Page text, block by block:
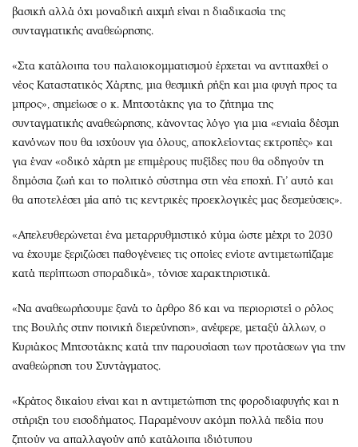
βασική αλλά όχι μοναδική αιχμή είναι η διαδικασία της
συνταγματικής αναθεώρησης.
«Στα κατάλοιπα του παλαιοκομματισμού έρχεται να αντιταχθεί ο
νέος Καταστατικός Χάρτης, μια θεσμική ρήξη και μια φυγή προς τα
μπρος», σημείωσε ο κ. Μητσοτάκης για το ζήτημα της
συνταγματικής αναθεώρησης, κάνοντας λόγο για μια «ενιαία δέσμη
κανόνων που θα ισχύουν για όλους, αποκλείοντας εκτροπές» και
για έναν «οδικό χάρτη με επιμέρους πυξίδες που θα οδηγούν τη
δημόσια ζωή και το πολιτικό σύστημα στη νέα εποχή. Γι’ αυτό και
θα αποτελέσει μία από τις κεντρικές προεκλογικές μας δεσμεύσεις».
«Απελευθερώνεται ένα μεταρρυθμιστικό κύμα ώστε μέχρι το 2030
να έχουμε ξεριζώσει παθογένειες τις οποίες ενίοτε αντιμετωπίζαμε
κατά περίπτωση σποραδικά», τόνισε χαρακτηριστικά.
«Να αναθεωρήσουμε ξανά το άρθρο 86 και να περιοριστεί ο ρόλος
της Βουλής στην ποινική διερεύνηση», ανέφερε, μεταξύ άλλων, ο
Κυριάκος Μητσοτάκης κατά την παρουσίαση των προτάσεων για την
αναθεώρηση του Συντάγματος.
«Κράτος δικαίου είναι και η αντιμετώπιση της φοροδιαφυγής και η
στήριξη του εισοδήματος. Παραμένουν ακόμη πολλά πεδία που
ζητούν να απαλλαγούν από κατάλοιπα ιδιότυπου